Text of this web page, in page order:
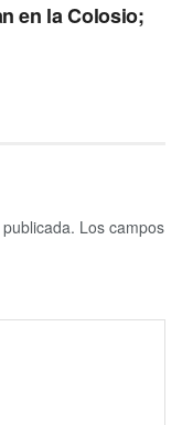
en la Colosio;
Los campos